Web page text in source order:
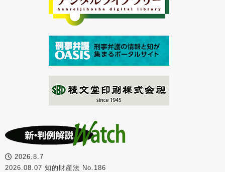
2026.8.7
2026.08.07 知的財産法 No.186